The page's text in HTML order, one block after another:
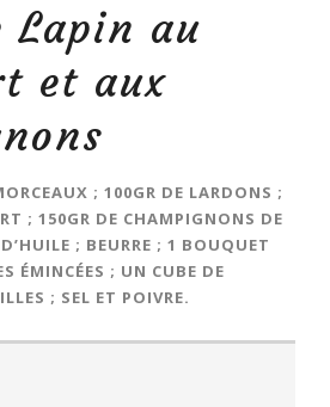
Lapin au
et aux
; 100GR DE LARDONS ;
; 150GR DE CHAMPIGNONS DE
; BEURRE ; 1 BOUQUET
ÉMINCÉES ; UN CUBE DE
; SEL ET POIVRE.